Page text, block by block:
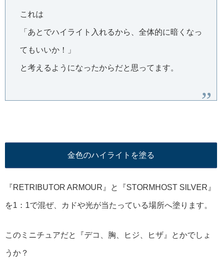
これは
「あとでハイライト入れるから、全体的に暗くなっ
てもいいか！」
と考えるようになったからだと思ってます。
金色のハイライトを塗る
『RETRIBUTOR ARMOUR』と『STORMHOST SILVER』
を1：1で混ぜ、カドや光が当たっている場所へ塗ります。
このミニチュアだと『デコ、胸、ヒジ、ヒザ』とかでしょ
うか？